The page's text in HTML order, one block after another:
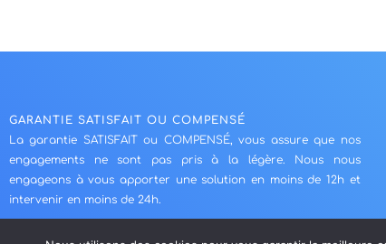
GARANTIE SATISFAIT OU COMPENSÉ
La garantie SATISFAIT ou COMPENSÉ, vous assure que nos
engagements ne sont pas pris à la légère. Nous nous
engageons à vous apporter une solution en moins de 12h et
intervenir en moins de 24h.